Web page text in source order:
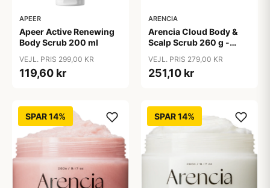
APEER
Apeer Active Renewing
Body Scrub 200 ml
VEJL. PRIS 299,00 KR
119,60 kr
ARENCIA
Arencia Cloud Body &
Scalp Scrub 260 g -
VEJL. PRIS 279,00 KR
251,10 kr
SPAR 14% SPAR 14%